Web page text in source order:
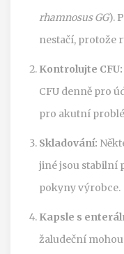
rhamnosus GG).
nestačí, protože
Kontrolujte CFU:
CFU denně pro
pro akutní
Skladování:
jiné jsou stabilní
pokyny výrobce.
Kapsle s
žaludeční